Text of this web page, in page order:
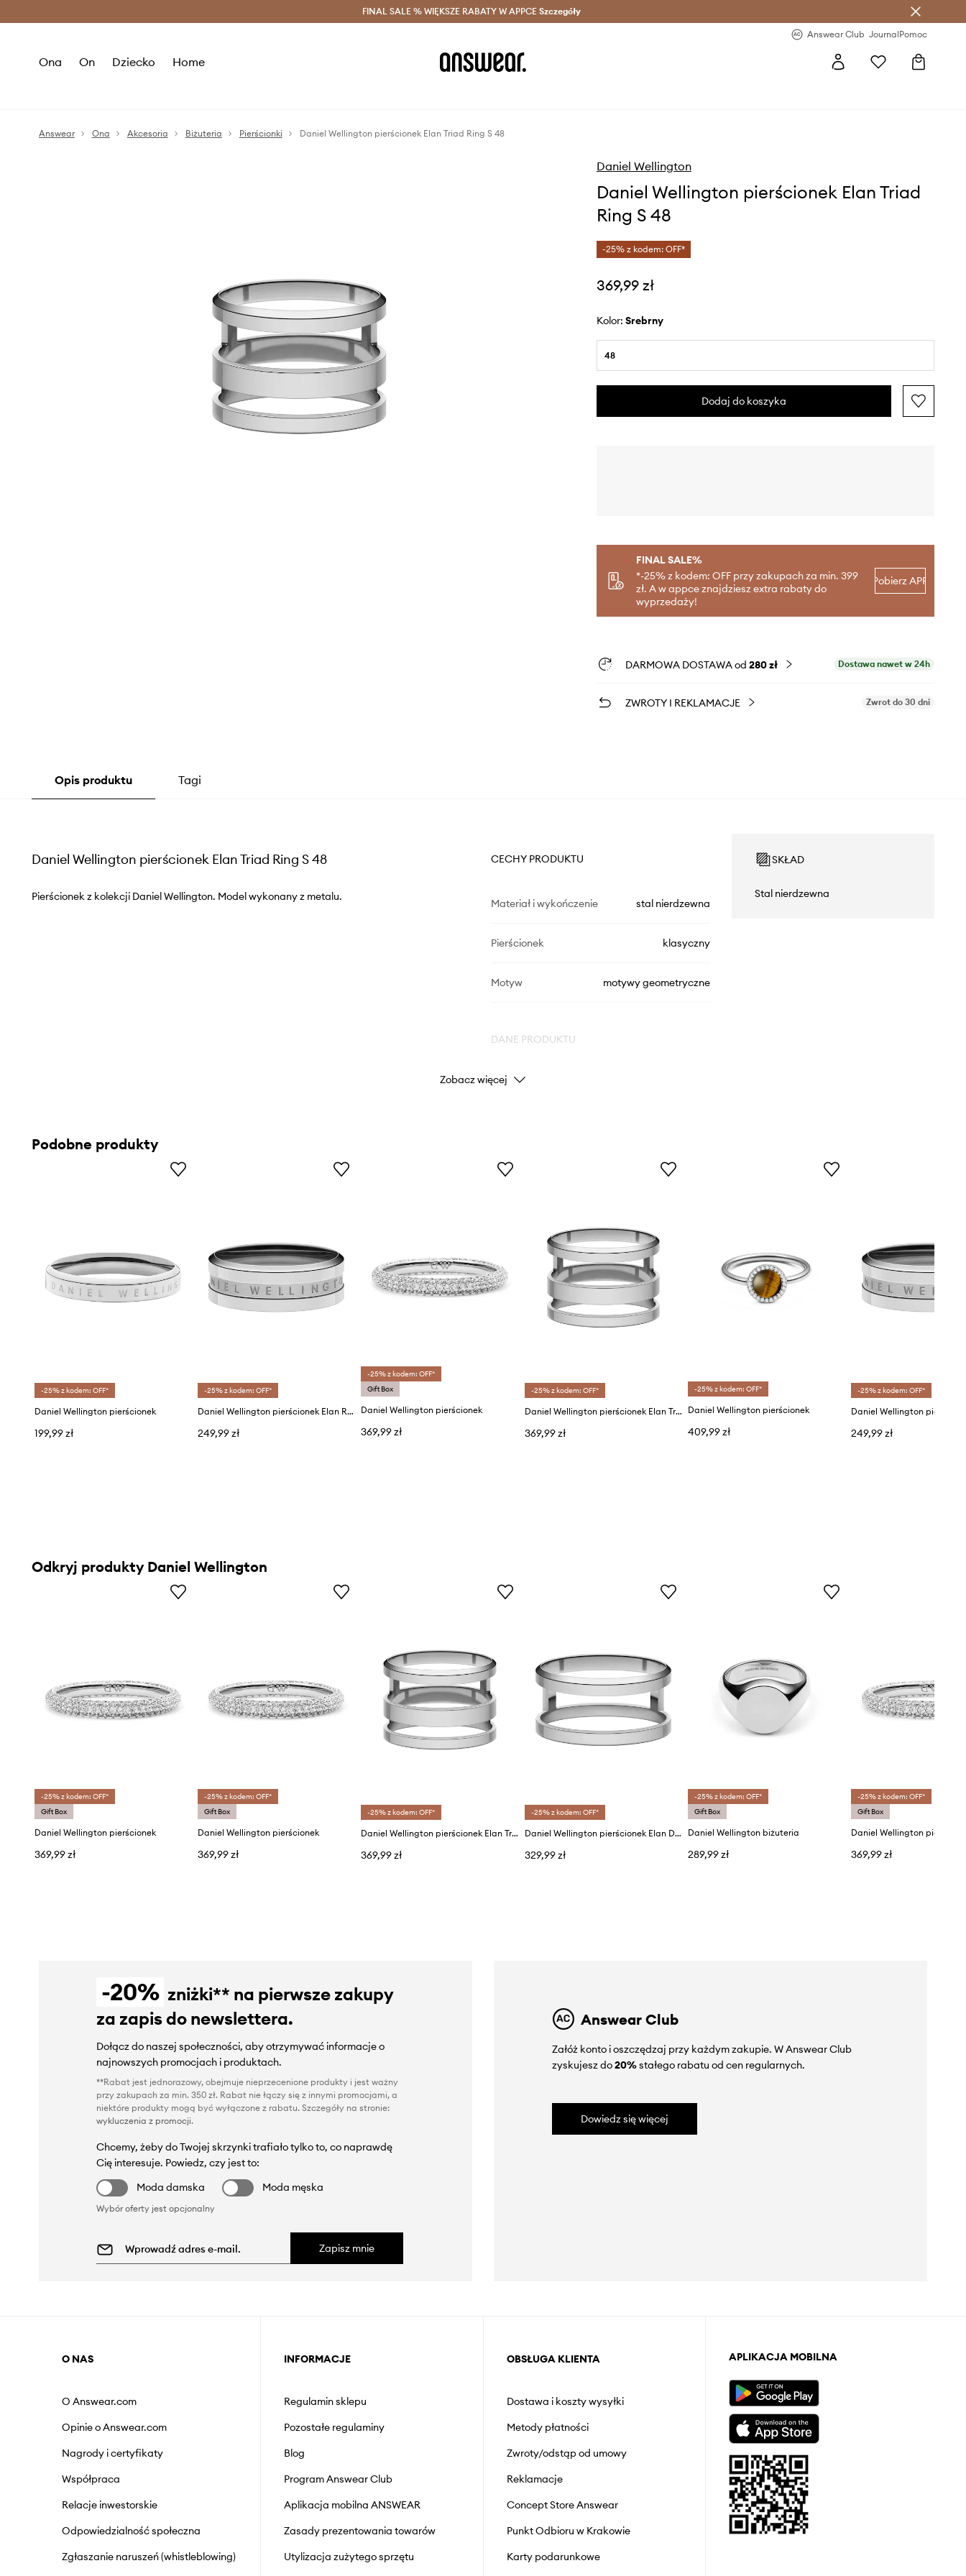
Oszczędzaj z Answear Club > Dostawa nawet w 24h >
FINAL SALE % WIĘKSZE RABATY W APPCE Szczegóły
Answear Club JournalPomoc
Ona On Dziecko Home
Answear Ona Akcesoria Biżuteria Pierścionki Daniel Wellington pierścionek Elan Triad Ring S 48
Daniel Wellington
Daniel Wellington pierścionek Elan Triad
Ring S 48
-25% z kodem: OFF*
369,99 zł
Kolor: srebrny
48
Dodaj do koszyka
FINAL SALE%
*-25% z kodem: OFF przy zakupach za min. 399
zł. A w appce znajdziesz extra rabaty do
wyprzedaży!
Pobierz APP
DARMOWA DOSTAWA od 280 zł Dostawa nawet w 24h
ZWROTY I REKLAMACJE Zwrot do 30 dni
Opis produktu Tagi
Daniel Wellington pierścionek Elan Triad Ring S 48
Pierścionek z kolekcji Daniel Wellington. Model wykonany z metalu.
CECHY PRODUKTU
Materiał i wykończenie stal nierdzewna
Pierścionek klasyczny
Motyw motywy geometryczne
DANE PRODUKTU
Kod producenta
Kolor srebrny
SKŁAD
Stal nierdzewna
Zobacz więcej
Podobne produkty
-25% z kodem: OFF*
Daniel Wellington pierścionek
199,99 zł
-25% z kodem: OFF*
Daniel Wellington pierścionek Elan Ring S 54
249,99 zł
-25% z kodem: OFF*
Gift Box
Daniel Wellington pierścionek
369,99 zł
-25% z kodem: OFF*
Daniel Wellington pierścionek Elan Triad Ring S 52
369,99 zł
-25% z kodem: OFF*
Daniel Wellington pierścionek
409,99 zł
-25% z kodem: OFF*
249,99 zł
Odkryj produkty Daniel Wellington
-25% z kodem: OFF*
Gift Box
Daniel Wellington pierścionek
369,99 zł
-25% z kodem: OFF*
Gift Box
Daniel Wellington pierścionek
369,99 zł
-25% z kodem: OFF*
Daniel Wellington pierścionek Elan Triad Ring S 52
369,99 zł
-25% z kodem: OFF*
Daniel Wellington pierścionek Elan Dual Ring S 50
329,99 zł
-25% z kodem: OFF*
Gift Box
Daniel Wellington biżuteria
289,99 zł
-25% z kodem: OFF*
Gift Box
Daniel Wellington
369,99 zł
-20% zniżki** na pierwsze zakupy
za zapis do newslettera.
Dołącz do naszej społeczności, aby otrzymywać informacje o
najnowszych promocjach i produktach.
**Rabat jest jednorazowy, obejmuje nieprzecenione produkty i jest ważny
przy zakupach za min. 350 zł. Rabat nie łączy się z innymi promocjami, a
niektóre produkty mogą być wyłączone z rabatu. Szczegóły na stronie:
wykluczenia z promocji.
Chcemy, żeby do Twojej skrzynki trafiało tylko to, co naprawdę
Cię interesuje. Powiedz, czy jest to:
Moda damska
Moda męska
Wybór oferty jest opcjonalny
Zapisz mnie
Answear Club
Załóż konto i oszczędzaj przy każdym zakupie. W Answear Club
zyskujesz do20%stałego rabatu od cen regularnych.
Dowiedz się więcej
O NAS
O Answear.com
Opinie o Answear.com
Nagrody i certyfikaty
Współpraca
Relacje inwestorskie
Odpowiedzialność społeczna
Zgłaszanie naruszeń (whistleblowing)
INFORMACJE
Regulamin sklepu
Pozostałe regulaminy
Blog
Program Answear Club
Aplikacja mobilna ANSWEAR
Zasady prezentowania towarów
Utylizacja zużytego sprzętu
OBSŁUGA KLIENTA
Dostawa i koszty wysyłki
Metody płatności
Zwroty/odstąp od umowy
Reklamacje
Concept Store Answear
Punkt Odbioru w Krakowie
Karty podarunkowe
APLIKACJA MOBILNA